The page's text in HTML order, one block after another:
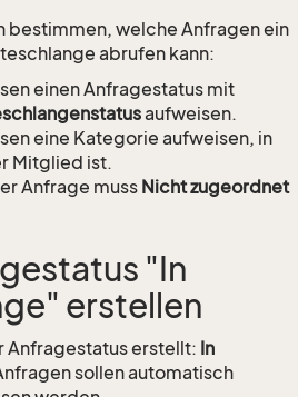
bestimmen, welche Anfragen ein
abrufen kann:
einen Anfragestatus mit
aufweisen.
eine Kategorie aufweisen, in
Mitglied ist.
Anfrage muss Nicht zugeordnet
"In
erstellen
Anfragestatus erstellt: In
sollen automatisch